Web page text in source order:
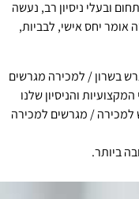
ובעלי ניסיון רב, נעשה
אומר יחס אישי, לבביות,
בשרון / למכירה מגרשים
והניסיון שלנו
/ מגרשים למכירה
ביותר.